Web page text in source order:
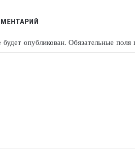
опубликован. Обязательные